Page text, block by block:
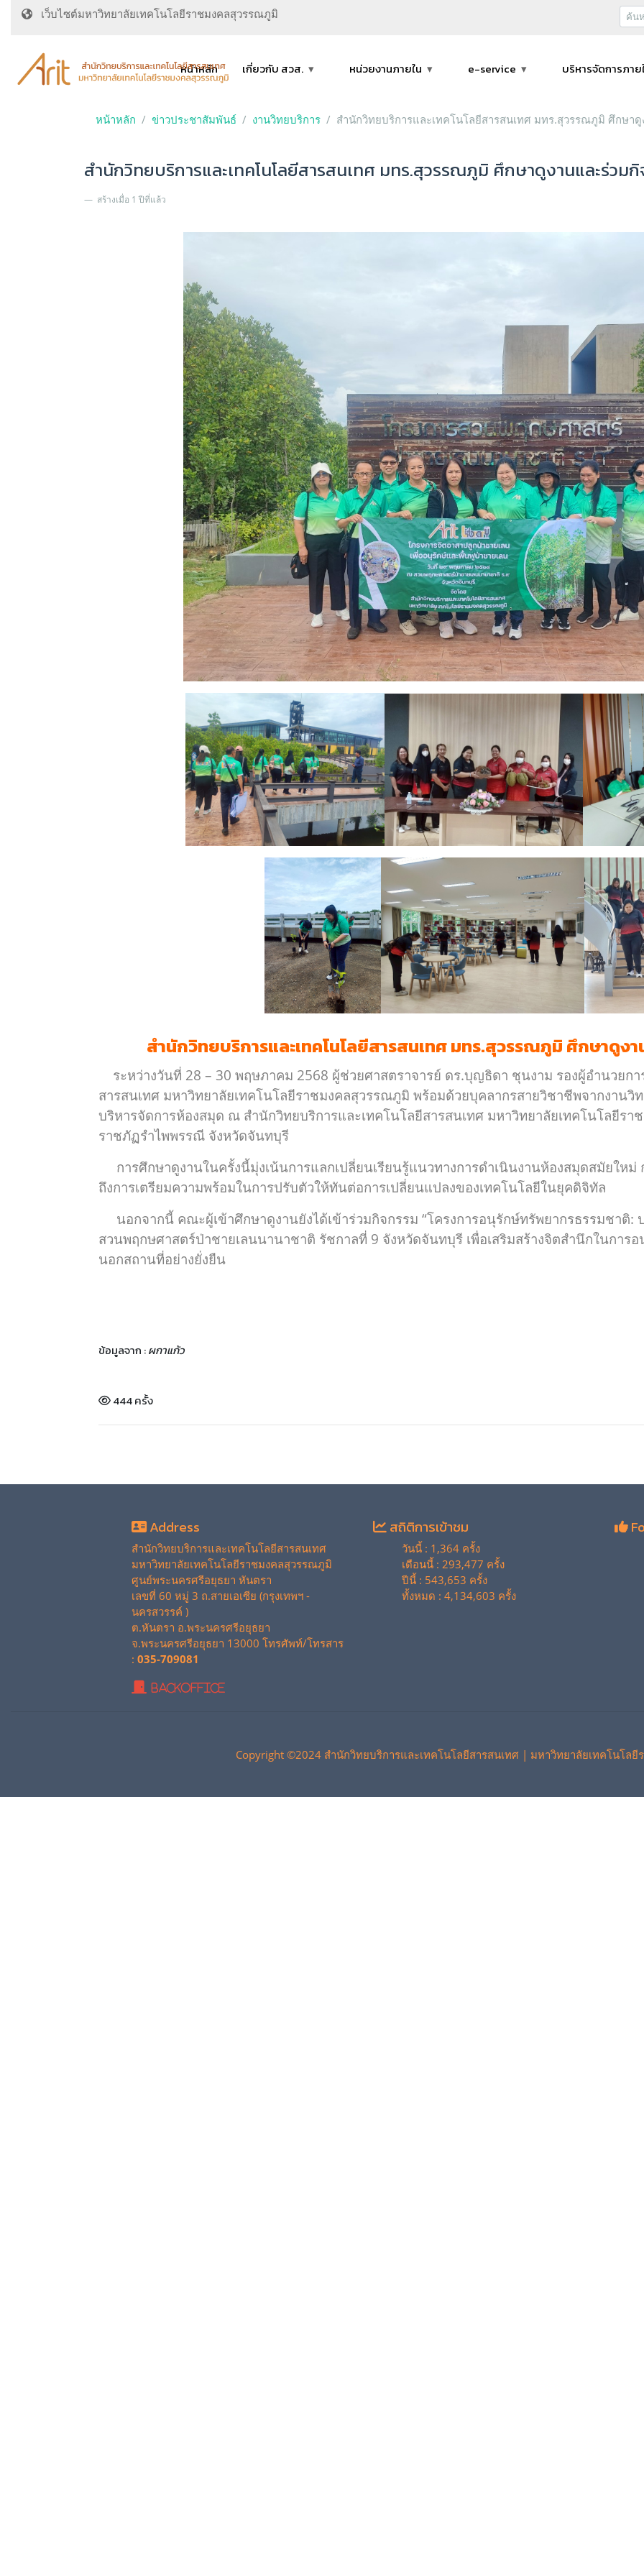
เว็บไซต์มหาวิทยาลัยเทคโนโลยีราชมงคลสุวรรณภูมิ
หน้าหลัก เกี่ยวกับ สวส. หน่วยงานภายใน e-service บริหารจัดการภาย
หน้าหลัก ข่าวประชาสัมพันธ์ งานวิทยบริการ สำนักวิทยบริการและเทคโนโลยีสารสนเทศ มทร.สุวรรณภูมิ ศึกษา
สำนักวิทยบริการและเทคโนโลยีสารสนเทศ มทร.สุวรรณภูมิ ศึกษาดูงานและร่วม
สร้างเมื่อ 1 ปีที่แล้ว
สำนักวิทยบริการและเทคโนโลยีสารสนเทศ มทร.สุวรรณภูมิ ศึกษาดูง
ระหว่างวันที่ 28 – 30 พฤษภาคม 2568 ผู้ช่วยศาสตราจารย์ ดร.บุญธิดา ชุนงาม รองผู้อำนวยก
สารสนเทศ มหาวิทยาลัยเทคโนโลยีราชมงคลสุวรรณภูมิ พร้อมด้วยบุคลากรสายวิชาชีพจากงานวิ
บริหารจัดการห้องสมุด ณ สำนักวิทยบริการและเทคโนโลยีสารสนเทศ มหาวิทยาลัยเทคโนโลยีร
ราชภัฏรำไพพรรณี จังหวัดจันทบุรี
การศึกษาดูงานในครั้งนี้มุ่งเน้นการแลกเปลี่ยนเรียนรู้แนวทางการดำเนินงานห้องสมุดสมัยให
ถึงการเตรียมความพร้อมในการปรับตัวให้ทันต่อการเปลี่ยนแปลงของเทคโนโลยีในยุคดิจิทัล
นอกจากนี้ คณะผู้เข้าศึกษาดูงานยังได้เข้าร่วมกิจกรรม “โครงการอนุรักษ์ทรัพยากรธรรมชาติ:
สวนพฤกษศาสตร์ป่าชายเลนนานาชาติ รัชกาลที่ 9 จังหวัดจันทบุรี เพื่อเสริมสร้างจิตสำนึกในการอ
นอกสถานที่อย่างยั่งยืน
ข้อมูลจาก :ผกาแก้ว
444 ครั้ง
Address
สำนักวิทยบริการและเทคโนโลยีสารสนเทศ
มหาวิทยาลัยเทคโนโลยีราชมงคลสุวรรณภูมิ
ศูนย์พระนครศรีอยุธยา หันตรา
เลขที่ 60 หมู่ 3 ถ.สายเอเซีย (กรุงเทพฯ -
นครสวรรค์ )
ต.หันตรา อ.พระนครศรีอยุธยา
จ.พระนครศรีอยุธยา 13000 โทรศัพท์/โทรสาร
: 035-709081
BackOffice
สถิติการเข้าชม
วันนี้ : 1,364 ครั้ง
เดือนนี้ : 293,477 ครั้ง
ปีนี้ : 543,653 ครั้ง
ทั้งหมด : 4,134,603 ครั้ง
Copyright ©2024 สำนักวิทยบริการและเทคโนโลยีสารสนเทศ | มหาวิทยาลัยเทคโนโลยี